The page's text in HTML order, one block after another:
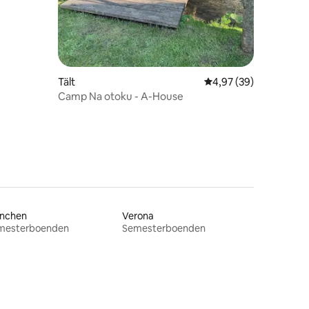
Tält 4,97 av 5 i
4,97 (39)
Camp Na otoku - A-House
Verona
Semesterboenden